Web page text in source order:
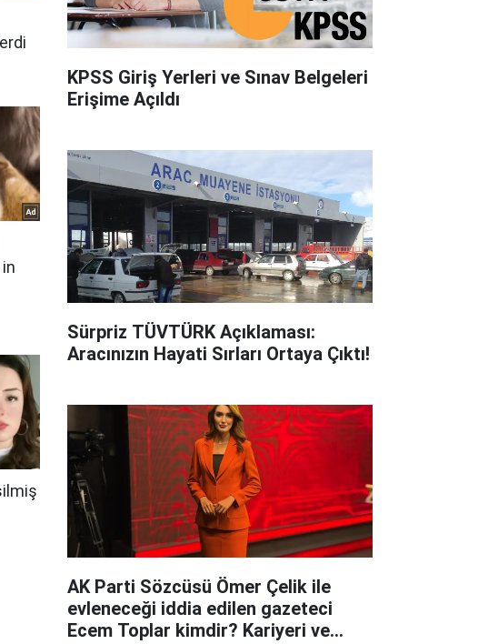
KPSS Giriş Yerleri ve Sınav Belgeleri
Erişime Açıldı
Sürpriz TÜVTÜRK Açıklaması:
Aracınızın Hayati Sırları Ortaya Çıktı!
AK Parti Sözcüsü Ömer Çelik ile
evleneceği iddia edilen gazeteci
Ecem Toplar kimdir? Kariyeri ve